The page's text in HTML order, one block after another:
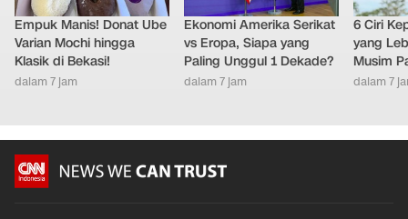
Empuk Manis! Donat Ube
Varian Mochi hingga
Klasik di Bekasi!
dalam 7 jam
Ekonomi Amerika Serikat
vs Eropa, Siapa yang
Paling Unggul 1 Dekade?
dalam 7 jam
6 Ciri
yang
Musim
dalam 7